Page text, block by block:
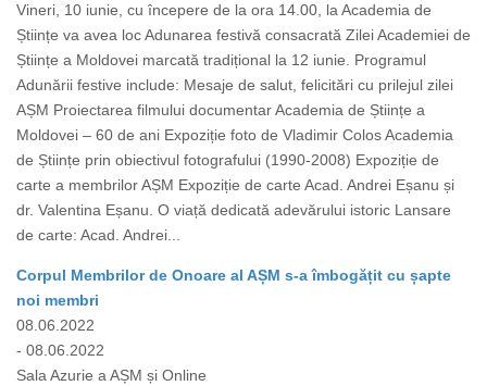
Vineri, 10 iunie, cu începere de la ora 14.00, la Academia de
Științe va avea loc Adunarea festivă consacrată Zilei Academiei de
Științe a Moldovei marcată tradițional la 12 iunie. Programul
Adunării festive include: Mesaje de salut, felicitări cu prilejul zilei
AȘM Proiectarea filmului documentar Academia de Științe a
Moldovei – 60 de ani Expoziție foto de Vladimir Colos Academia
de Științe prin obiectivul fotografului (1990-2008) Expoziție de
carte a membrilor AȘM Expoziție de carte Acad. Andrei Eșanu și
dr. Valentina Eșanu. O viață dedicată adevărului istoric Lansare
de carte: Acad. Andrei...
Corpul Membrilor de Onoare al AȘM s-a îmbogățit cu șapte
noi membri
08.06.2022
- 08.06.2022
Sala Azurie a AȘM și Online